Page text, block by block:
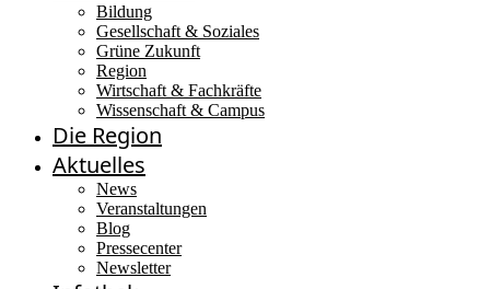
Bildung
Gesellschaft & Soziales
Grüne Zukunft
Region
Wirtschaft & Fachkräfte
Wissenschaft & Campus
Die Region
Aktuelles
News
Veranstaltungen
Blog
Pressecenter
Newsletter